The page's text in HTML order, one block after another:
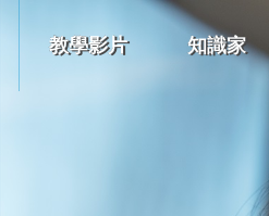
教學影片 知識家